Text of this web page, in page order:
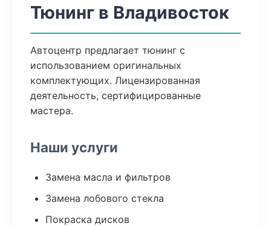
Тюнинг в Владивосток
Автоцентр предлагает тюнинг с
использованием оригинальных
комплектующих. Лицензированная
деятельность, сертифицированные
мастера.
Наши услуги
Замена масла и фильтров
Замена лобового стекла
Покраска дисков